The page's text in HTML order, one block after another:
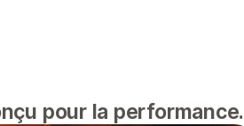
pour la performance.